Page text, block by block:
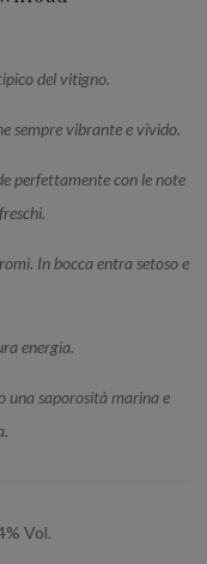
del vitigno.
sempre vibrante e vivido.
perfettamente con le note
In bocca entra setoso e
energia.
una saporosità marina e
Vol.